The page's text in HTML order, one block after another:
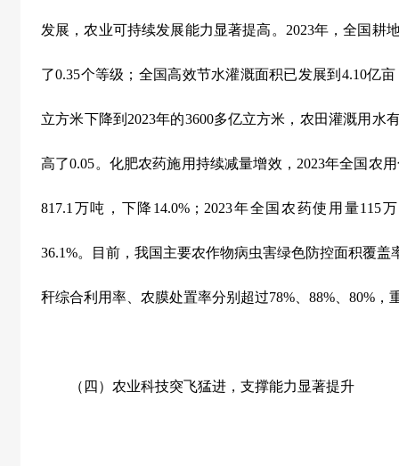
发展，农业可持续发展能力显著提高。 2023年，全国耕
了0.35个等级；全国高效节水灌溉面积已发展到 4.10亿亩
立方米下降到 2023年的3600多亿立方米，农田灌溉用水
高了0.05。化肥农药施用持续减量增效， 2023年全国农
817.1 万吨，下降 14.0% ； 2023年全国农药使用量115
36.1%。目前，我国主要农作物病虫害绿色防控面积覆盖
秆综合利用率、农膜处置率分别超过78% 88% 80% ，
（四）农业科技突飞猛进，支撑能力显著提升